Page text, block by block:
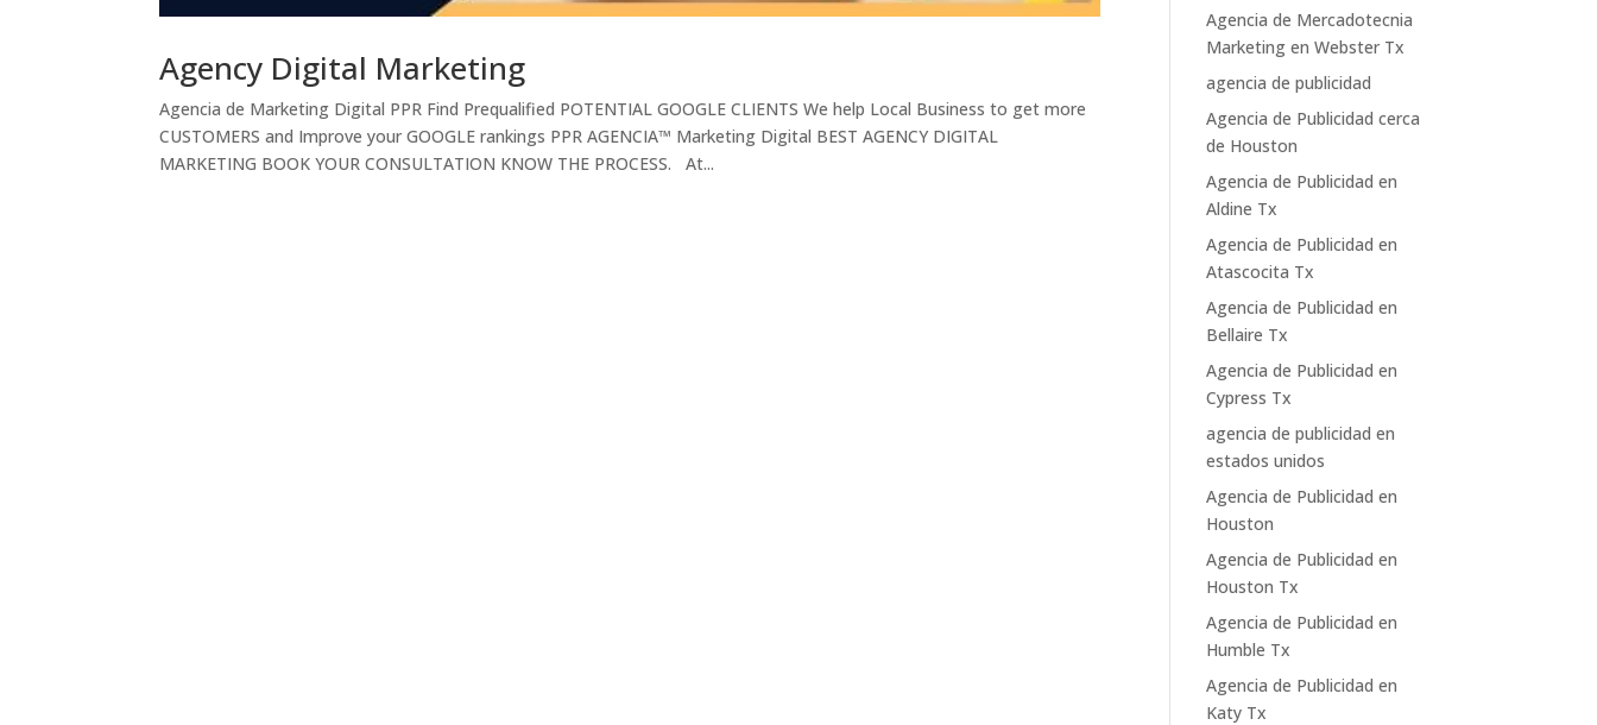
Agency Digital Marketing
Agencia de Marketing Digital PPR Find Prequalified POTENTIAL GOOGLE CLIENTS We help Local Business to get more
CUSTOMERS and Improve your GOOGLE rankings PPR AGENCIA™ Marketing Digital BEST AGENCY DIGITAL
MARKETING BOOK YOUR CONSULTATION KNOW THE PROCESS. At...
Agencia de Mercadotecnia
Marketing en Webster Tx
agencia de publicidad
Agencia de Publicidad cerca
de Houston
Agencia de Publicidad en
Aldine Tx
Agencia de Publicidad en
Atascocita Tx
Agencia de Publicidad en
Bellaire Tx
Agencia de Publicidad en
Cypress Tx
agencia de publicidad en
estados unidos
Agencia de Publicidad en
Houston
Agencia de Publicidad en
Houston Tx
Agencia de Publicidad en
Humble Tx
Agencia de Publicidad en
Katy Tx